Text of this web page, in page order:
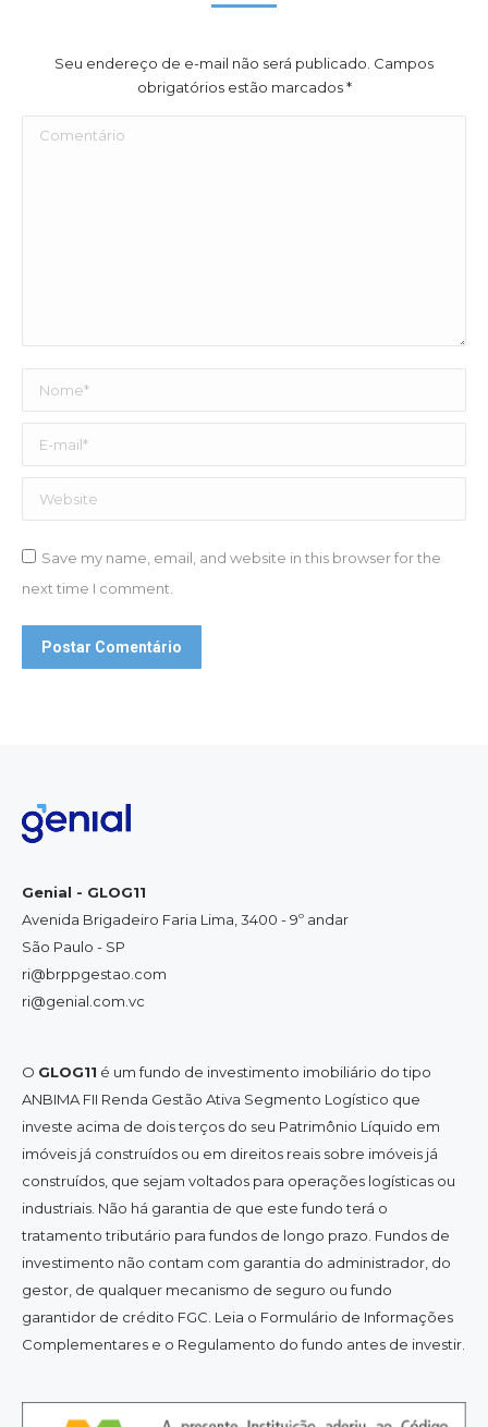
Seu endereço de e-mail não será publicado. Campos
obrigatórios estão marcados*
Comentário
Nome *
E-mail *
Website
Save my name, email, and website in this browser for the
next time I comment.
Postar Comentário
Genial - GLOG11
Avenida Brigadeiro Faria Lima, 3400 - 9º andar
São Paulo - SP
ri@brppgestao.com
ri@genial.com.vc
O GLOG11 é um fundo de investimento imobiliário do tipo
ANBIMA FII Renda Gestão Ativa Segmento Logístico que
investe acima de dois terços do seu Patrimônio Líquido em
imóveis já construídos ou em direitos reais sobre imóveis já
construídos, que sejam voltados para operações logísticas ou
industriais. Não há garantia de que este fundo terá o
tratamento tributário para fundos de longo prazo. Fundos de
investimento não contam com garantia do administrador, do
gestor, de qualquer mecanismo de seguro ou fundo
garantidor de crédito FGC. Leia o Formulário de Informações
Complementares e o Regulamento do fundo antes de investir.